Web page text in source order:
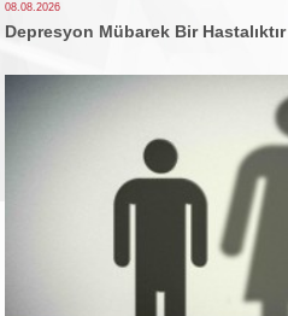
08.08.2026
Depresyon Mübarek Bir Hastalıktır